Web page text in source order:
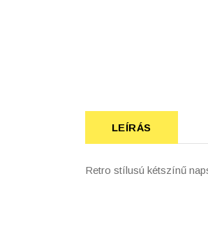
LEÍRÁS
Retro stílusú kétszínű